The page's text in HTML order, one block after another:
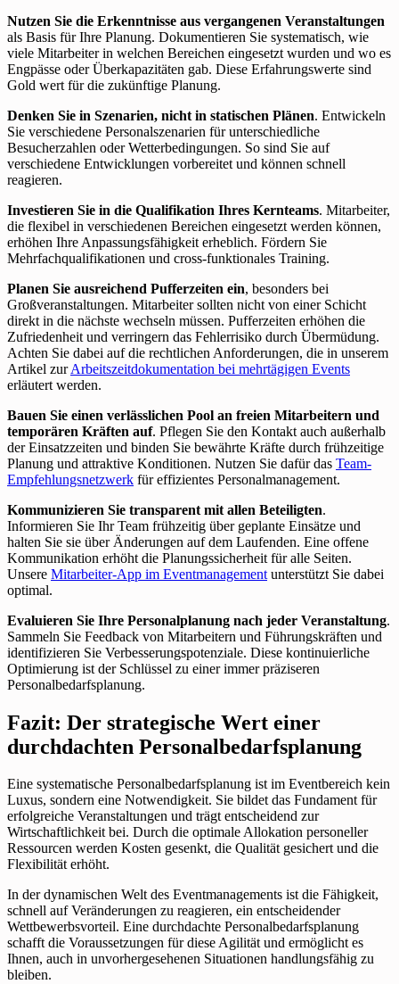
Nutzen Sie die Erkenntnisse aus vergangenen Veranstaltungen
als Basis für Ihre Planung. Dokumentieren Sie systematisch, wie
viele Mitarbeiter in welchen Bereichen eingesetzt wurden und wo es
Engpässe oder Überkapazitäten gab. Diese Erfahrungswerte sind
Gold wert für die zukünftige Planung.
Denken Sie in Szenarien, nicht in statischen Plänen. Entwickeln
Sie verschiedene Personalszenarien für unterschiedliche
Besucherzahlen oder Wetterbedingungen. So sind Sie auf
verschiedene Entwicklungen vorbereitet und können schnell
reagieren.
Investieren Sie in die Qualifikation Ihres Kernteams. Mitarbeiter,
die flexibel in verschiedenen Bereichen eingesetzt werden können,
erhöhen Ihre Anpassungsfähigkeit erheblich. Fördern Sie
Mehrfachqualifikationen und cross-funktionales Training.
Planen Sie ausreichend Pufferzeiten ein, besonders bei
Großveranstaltungen. Mitarbeiter sollten nicht von einer Schicht
direkt in die nächste wechseln müssen. Pufferzeiten erhöhen die
Zufriedenheit und verringern das Fehlerrisiko durch Übermüdung.
Achten Sie dabei auf die rechtlichen Anforderungen, die in unserem
Artikel zurArbeitszeitdokumentation bei mehrtägigen Events
erläutert werden.
Bauen Sie einen verlässlichen Pool an freien Mitarbeitern und
temporären Kräften auf. Pflegen Sie den Kontakt auch außerhalb
der Einsatzzeiten und binden Sie bewährte Kräfte durch frühzeitige
Planung und attraktive Konditionen. Nutzen Sie dafür das Team-
Empfehlungsnetzwerk für effizientes Personalmanagement.
Kommunizieren Sie transparent mit allen Beteiligten.
Informieren Sie Ihr Team frühzeitig über geplante Einsätze und
halten Sie sie über Änderungen auf dem Laufenden. Eine offene
Kommunikation erhöht die Planungssicherheit für alle Seiten.
Unsere Mitarbeiter-App im Eventmanagement unterstützt Sie dabei
optimal.
Evaluieren Sie Ihre Personalplanung nach jeder Veranstaltung.
Sammeln Sie Feedback von Mitarbeitern und Führungskräften und
identifizieren Sie Verbesserungspotenziale. Diese kontinuierliche
Optimierung ist der Schlüssel zu einer immer präziseren
Personalbedarfsplanung.
Fazit: Der strategische Wert einer
durchdachten Personalbedarfsplanung
Eine systematische Personalbedarfsplanung ist im Eventbereich kein
Luxus, sondern eine Notwendigkeit. Sie bildet das Fundament für
erfolgreiche Veranstaltungen und trägt entscheidend zur
Wirtschaftlichkeit bei. Durch die optimale Allokation personeller
Ressourcen werden Kosten gesenkt, die Qualität gesichert und die
Flexibilität erhöht.
In der dynamischen Welt des Eventmanagements ist die Fähigkeit,
schnell auf Veränderungen zu reagieren, ein entscheidender
Wettbewerbsvorteil. Eine durchdachte Personalbedarfsplanung
schafft die Voraussetzungen für diese Agilität und ermöglicht es
Ihnen, auch in unvorhergesehenen Situationen handlungsfähig zu
bleiben.